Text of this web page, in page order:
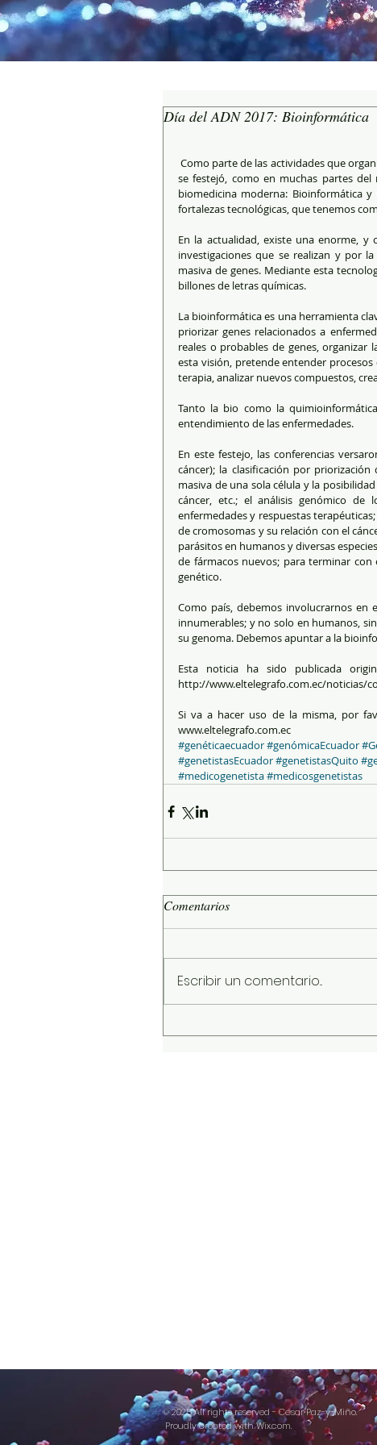
Día del ADN 2017: Bioinformática
Como parte de las actividades que organiza el Centro de Investigación Genética y Genómica de la UTE, este año
se festejó, como en muchas partes
biomedicina moderna: Bioinformática
fortalezas tecnológicas, que tenemos
En la actualidad, existe una enorme, y
investigaciones que se realizan y por
masiva de genes. Mediante esta
billones de letras químicas.
La bioinformática es una herramienta
priorizar genes relacionados a
reales o probables de genes,
esta visión, pretende entender
terapia, analizar nuevos compuestos,
Tanto la bio como la
entendimiento de las enfermedades.
En este festejo, las conferencias
cáncer); la clasificación por
masiva de una sola célula y la
cáncer, etc.; el análisis genómico
enfermedades y respuestas
de cromosomas y su relación con el
parásitos en humanos y diversas
de fármacos nuevos; para terminar
genético.
Como país, debemos involucrarnos en
innumerables; y no solo en humanos,
su genoma. Debemos apuntar a la
Esta noticia ha sido publicada
http://www.eltelegrafo.com.ec/noticias/
Si va a hacer uso de la misma, por
www.eltelegrafo.com.ec
#genéticaecuador#genómicaEcuador
#genetistasEcuador#genetistasQuito
#medicogenetista#medicosgenetistas
Comentarios
Escribir un comentario...
© 2025 All rights reserved - César Paz-y-Miño.
Proudly created withWix.com.